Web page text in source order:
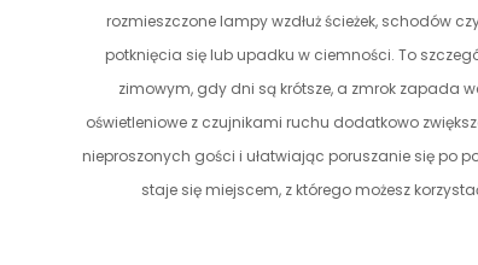
rozmieszczone lampy wzdłuż ścieżek, schodów
potknięcia się lub upadku w ciemności. To
zimowym, gdy dni są krótsze, a zmrok zapada
oświetleniowe z czujnikami ruchu dodatkowo
nieproszonych gości i ułatwiając poruszanie się po
staje się miejscem, z którego możesz